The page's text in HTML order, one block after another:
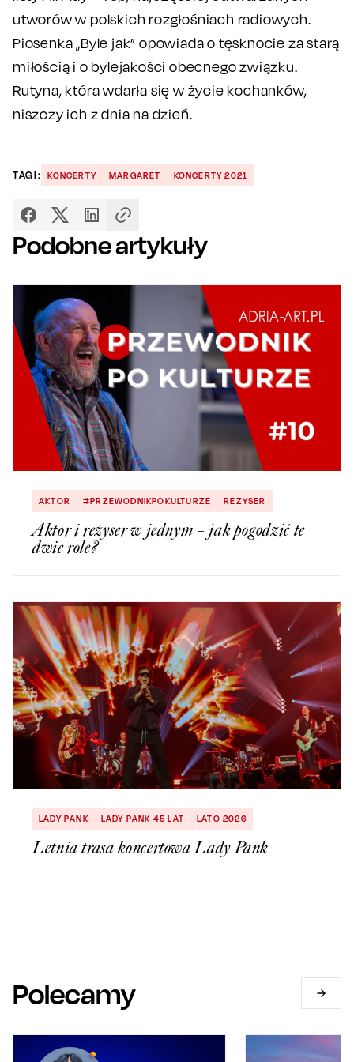
utworów w polskich rozgłośniach radiowych.
Piosenka „Byle jak” opowiada o tęsknocie za starą
miłością i o bylejakości obecnego związku.
Rutyna, która wdarła się w życie kochanków,
niszczy ich z dnia na dzień.
TAGI: KONCERTY MARGARET KONCERTY 2021
Podobne artykuły
AKTOR #PRZEWODNIKPOKULTURZE REZYSER
Aktor i reżyser w jednym – jak pogodzić te
dwie role?
LADY PANK LADY PANK 45 LAT LATO 2026
Letnia trasa koncertowa Lady Pank
Polecamy